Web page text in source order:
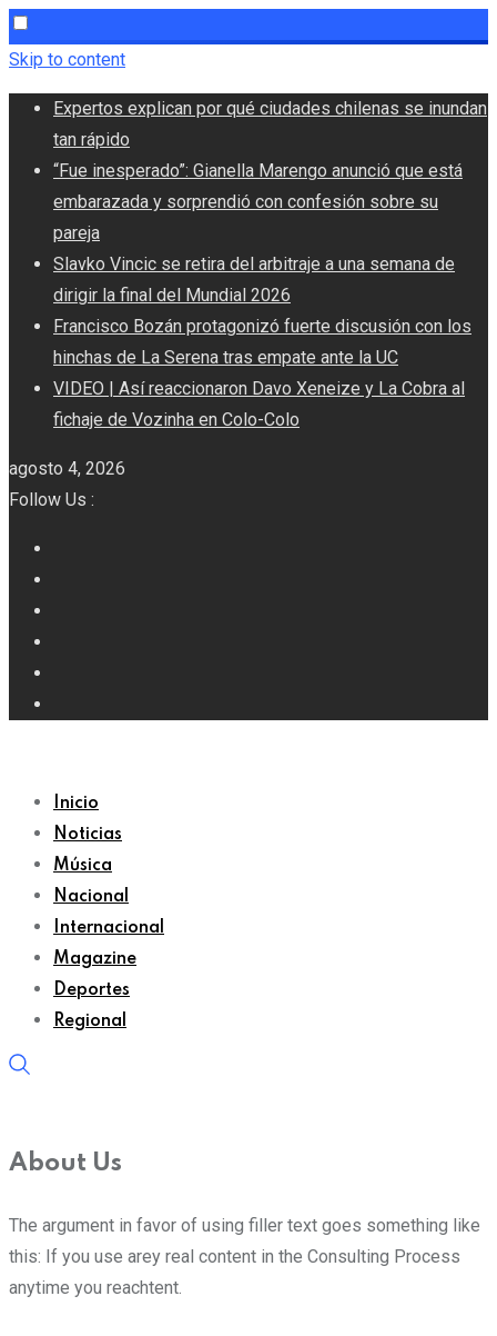
Skip to content
Expertos explican por qué ciudades chilenas se inundan
tan rápido
“Fue inesperado”: Gianella Marengo anunció que está
embarazada y sorprendió con confesión sobre su
pareja
Slavko Vincic se retira del arbitraje a una semana de
dirigir la final del Mundial 2026
Francisco Bozán protagonizó fuerte discusión con los
hinchas de La Serena tras empate ante la UC
VIDEO | Así reaccionaron Davo Xeneize y La Cobra al
fichaje de Vozinha en Colo-Colo
agosto 4, 2026
Follow Us :
Inicio
Noticias
Música
Nacional
Internacional
Magazine
Deportes
Regional
About Us
The argument in favor of using filler text goes something like
this: If you use arey real content in the Consulting Process
anytime you reachtent.